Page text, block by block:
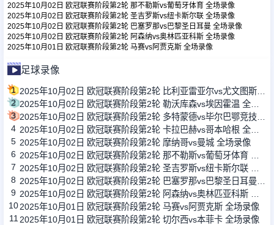
篮球新闻
2025年10月02日 欧冠联赛阶段第2轮 那不勒斯vs葡萄牙体育 全场录像
2025年10月02日 欧冠联赛阶段第2轮 圣吉罗斯vs纽卡斯尔联 全场录像
2025年10月02日 欧冠联赛阶段第2轮 巴塞罗那vs巴黎圣日耳曼 全场录像
2025年10月02日 欧冠联赛阶段第2轮 阿森纳vs奥林匹亚科斯 全场录像
2025年10月01日 欧冠联赛阶段第2轮 马赛vs阿贾克斯 全场录像
足球录像
1
2
3
4
5 2025年10月02日 欧冠联赛阶段第2轮 摩纳哥vs曼城 全场录像
6
7
8
9
102025年10月01日 欧冠联赛阶段第2轮 马赛vs阿贾克斯 全场录像
11 2025年10月01日 欧冠联赛阶段第2轮 切尔西vs本菲卡 全场录像